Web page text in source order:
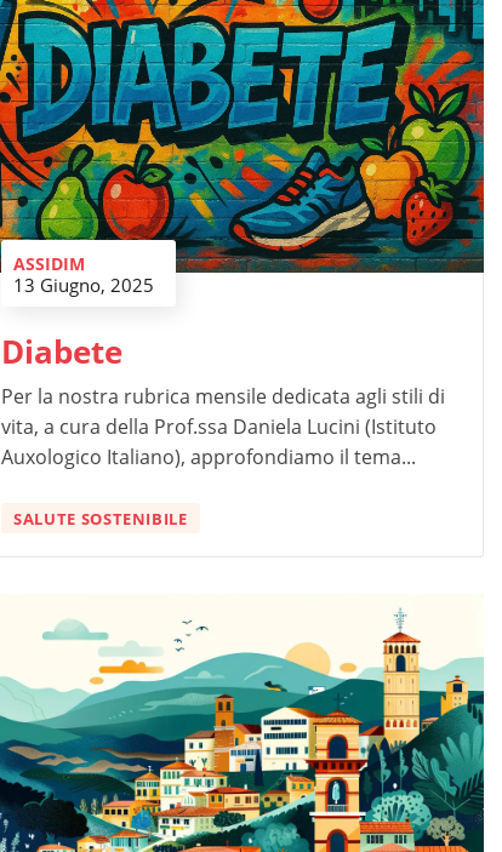
ASSIDIM
13 Giugno, 2025
Diabete
Per la nostra rubrica mensile dedicata agli stili di
vita, a cura della Prof.ssa Daniela Lucini (Istituto
Auxologico Italiano), approfondiamo il tema...
SALUTE SOSTENIBILE